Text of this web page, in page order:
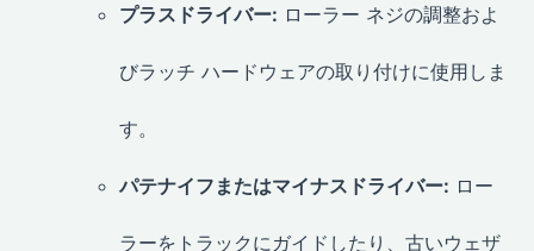
プラスドライバー: ローラー ネジの調整およ
びラッチ ハードウェアの取り付けに使用しま
す。
パテナイフまたはマイナスドライバー: ロー
ラーをトラックにガイドしたり、古いウェザ